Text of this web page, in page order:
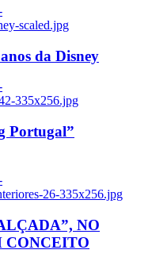
scaled.jpg
da Disney
335x256.jpg
Portugal”
26-335x256.jpg
NO
CONCEITO